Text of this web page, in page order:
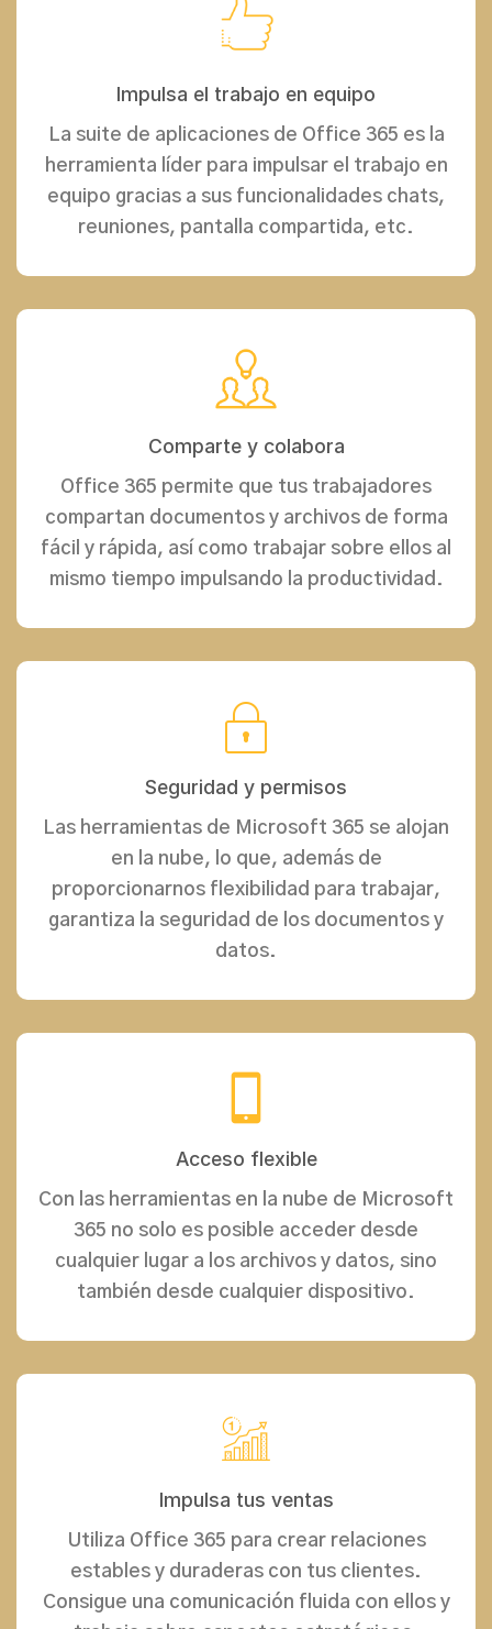
Impulsa el trabajo en equipo
La suite de aplicaciones de Office 365 es la
herramienta líder para impulsar el trabajo en
equipo gracias a sus funcionalidades chats,
reuniones, pantalla compartida, etc.
Comparte y colabora
Office 365 permite que tus trabajadores
compartan documentos y archivos de forma
fácil y rápida, así como trabajar sobre ellos al
mismo tiempo impulsando la productividad.
Seguridad y permisos
Las herramientas de Microsoft 365 se alojan
en la nube, lo que, además de
proporcionarnos flexibilidad para trabajar,
garantiza la seguridad de los documentos y
datos.
Acceso flexible
Con las herramientas en la nube de Microsoft
365 no solo es posible acceder desde
cualquier lugar a los archivos y datos, sino
también desde cualquier dispositivo.
Impulsa tus ventas
Utiliza Office 365 para crear relaciones
estables y duraderas con tus clientes.
Consigue una comunicación fluida con ellos y